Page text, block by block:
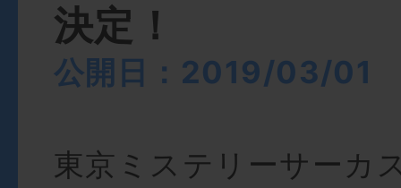
決定！
公開日：2019/03/01
東京ミステリーサーカ